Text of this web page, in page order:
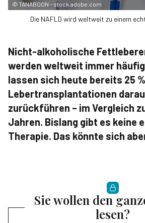
© TANABOON – stock.adobe.com
Die NAFLD wird weltweit zu einem
Nicht-alkoholische
werden weltweit immer
lassen sich heute bereits 25
Lebertransplantationen
zurückführen – im Vergleich
Jahren. Bislang gibt es keine
Therapie. Das könnte sich
Sie wollen den
lesen?